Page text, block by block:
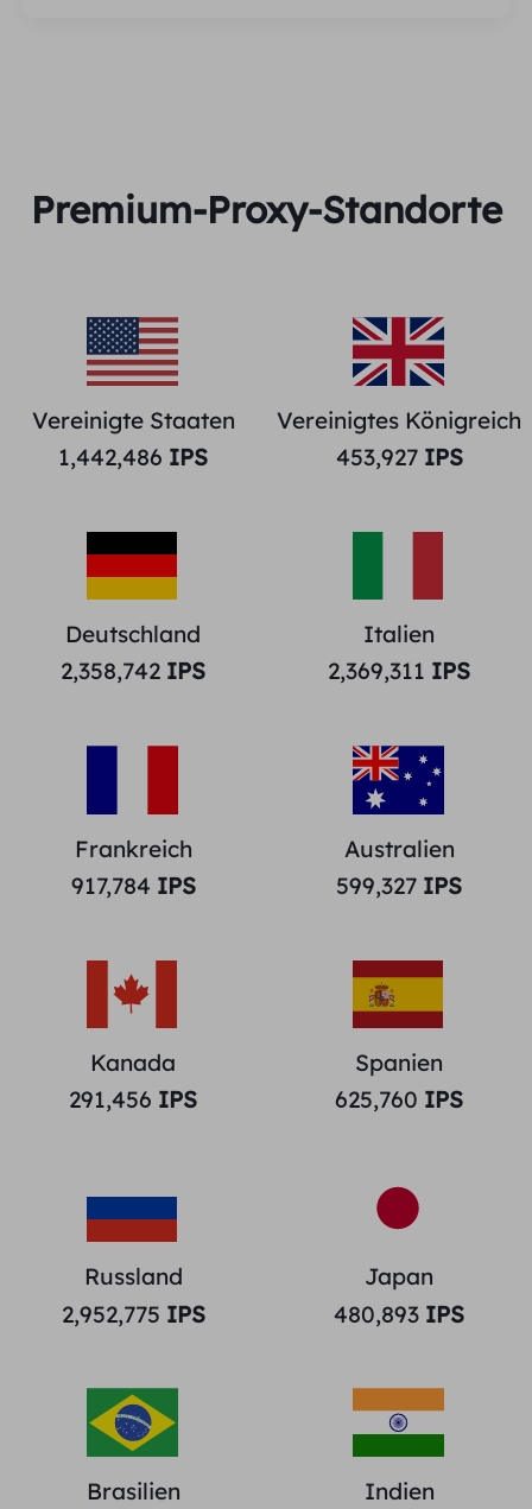
Premium-Proxy-Standorte
Vereinigte Staaten
1,442,486 IPS
Vereinigtes Königreich
453,927IPS
Deutschland
2,358,742 IPS
Italien
2,369,311 IPS
Frankreich
917,784 IPS
Australien
599,327 IPS
Kanada
291,456 IPS
Spanien
625,760 IPS
Russland
2,952,775 IPS
Japan
480,893 IPS
Brasilien Indien